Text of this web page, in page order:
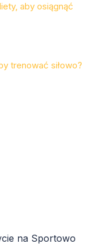
aby osiągnąć
trenować siłowo?
na Sportowo